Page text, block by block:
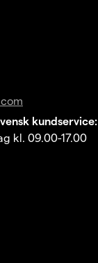
kundservice:
kl. 09.00-17.00